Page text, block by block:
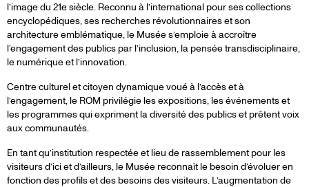
l’image du 21e siècle. Reconnu à l’international pour ses collections
encyclopédiques, ses recherches révolutionnaires et son
architecture emblématique, le Musée s’emploie à accroître
l’engagement des publics par l’inclusion, la pensée transdisciplinaire,
le numérique et l’innovation.
Centre culturel et citoyen dynamique voué à l’accès et à
l’engagement, le ROM privilégie les expositions, les événements et
les programmes qui expriment la diversité des publics et prêtent voix
aux communautés.
En tant qu’institution respectée et lieu de rassemblement pour les
visiteurs d’ici et d’ailleurs, le Musée reconnaît le besoin d’évoluer en
fonction des profils et des besoins des visiteurs. L’augmentation de